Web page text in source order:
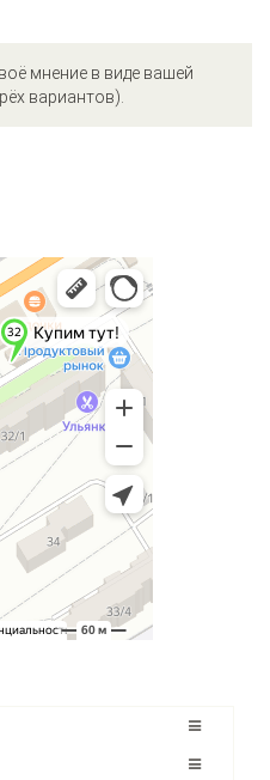
мнение в виде вашей
вариантов).